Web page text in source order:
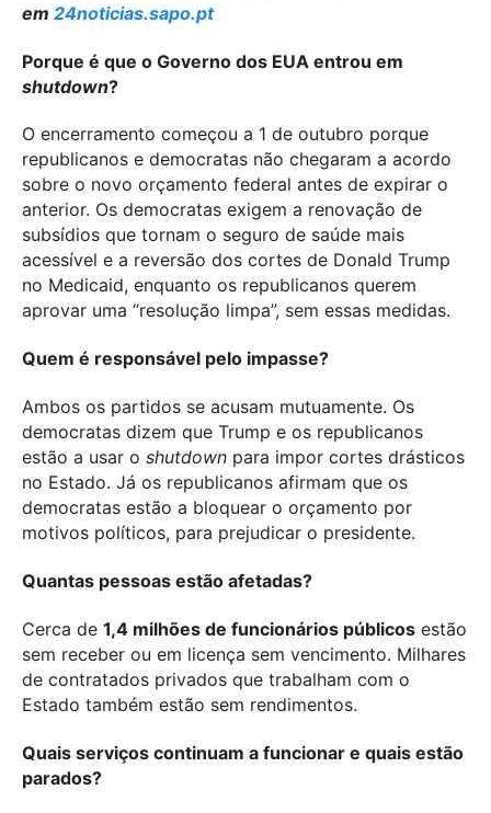
em 24noticias.sapo.pt
Porque é que o Governo dos EUA entrou em
shutdown?
O encerramento começou a 1 de outubro porque
republicanos e democratas não chegaram a acordo
sobre o novo orçamento federal antes de expirar o
anterior. Os democratas exigem a renovação de
subsídios que tornam o seguro de saúde mais
acessível e a reversão dos cortes de Donald Trump
no Medicaid, enquanto os republicanos querem
aprovar uma “resolução limpa”, sem essas medidas.
Quem é responsável pelo impasse?
Ambos os partidos se acusam mutuamente. Os
democratas dizem que Trump e os republicanos
estão a usar o shutdown para impor cortes drásticos
no Estado. Já os republicanos afirmam que os
democratas estão a bloquear o orçamento por
motivos políticos, para prejudicar o presidente.
Quantas pessoas estão afetadas?
Cerca de 1,4 milhões de funcionários públicos estão
sem receber ou em licença sem vencimento. Milhares
de contratados privados que trabalham com o
Estado também estão sem rendimentos.
Quais serviços continuam a funcionar e quais estão
parados?